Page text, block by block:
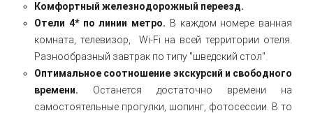
Комфортный железнодорожный переезд.
Отели 4* по линии метро. В каждом номере ванная
комната, телевизор, Wi-Fi на всей территории отеля.
Разнообразный завтрак по типу "шведский стол".
Оптимальное соотношение экскурсий и свободного
времени. Останется достаточно времени на
самостоятельные прогулки, шопинг, фотосессии. В то